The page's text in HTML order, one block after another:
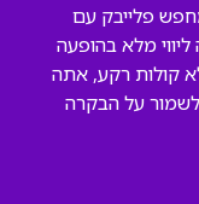
פלייבק עם
מלא בהופעה
קולות רקע, אתה
על הבקרה